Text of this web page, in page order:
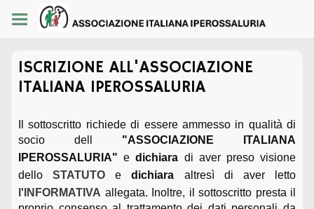
ISCRIZIONE ALL'ASSOCIAZIONE
ITALIANA IPEROSSALURIA
Il sottoscritto richiede di essere ammesso in qualità di
socio dell
"ASSOCIAZIONE ITALIANA
IPEROSSALURIA" e dichiara di aver preso visione
delloSTATUTO e dichiara altresì di aver letto
l'INFORMATIVA allegata. Inoltre, il sottoscritto presta il